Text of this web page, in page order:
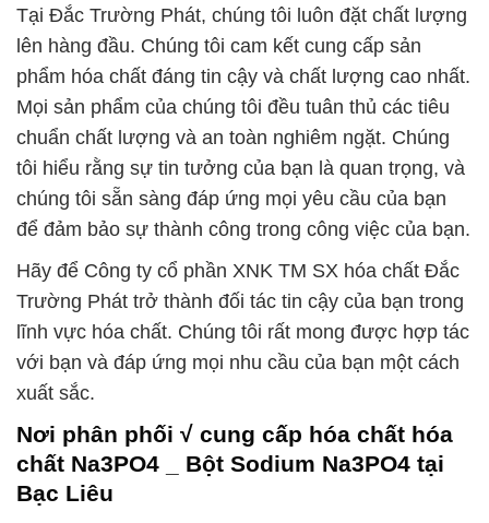
Tại Đắc Trường Phát, chúng tôi luôn đặt chất lượng
lên hàng đầu. Chúng tôi cam kết cung cấp sản
phẩm hóa chất đáng tin cậy và chất lượng cao nhất.
Mọi sản phẩm của chúng tôi đều tuân thủ các tiêu
chuẩn chất lượng và an toàn nghiêm ngặt. Chúng
tôi hiểu rằng sự tin tưởng của bạn là quan trọng, và
chúng tôi sẵn sàng đáp ứng mọi yêu cầu của bạn
để đảm bảo sự thành công trong công việc của bạn.
Hãy để Công ty cổ phần XNK TM SX hóa chất Đắc
Trường Phát trở thành đối tác tin cậy của bạn trong
lĩnh vực hóa chất. Chúng tôi rất mong được hợp tác
với bạn và đáp ứng mọi nhu cầu của bạn một cách
xuất sắc.
Nơi phân phối √ cung cấp hóa chất hóa
chất Na3PO4 _ Bột Sodium Na3PO4 tại
Bạc Liêu